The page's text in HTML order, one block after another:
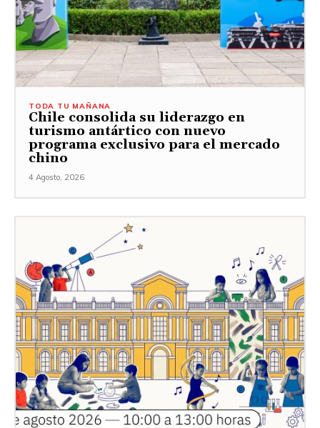
TODA TU MAÑANA
Chile consolida su liderazgo en
turismo antártico con nuevo
programa exclusivo para el mercado
chino
4 Agosto, 2026